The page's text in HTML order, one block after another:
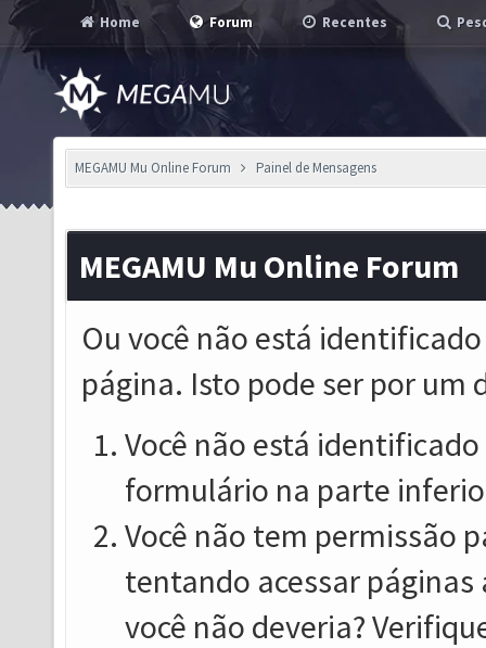
Home Forum Recentes
MEGAMU Mu Online Forum Painel de Mensagens
MEGAMU Mu Online Forum
Ou você não está
página. Isto pode ser por um
Você não está
formulário na parte
Você não tem permissão
tentando acessar
você não deveria?